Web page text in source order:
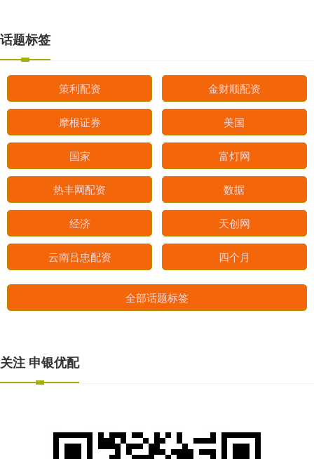
话题标签
策利配资 金财顺配资
摩根证券 美国
国家 富灯网
热丰网配资 数据
经济 天创网
云南吕忠配资 四个月
全部话题标签
关注 申银优配